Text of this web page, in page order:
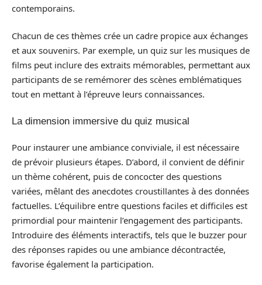
contemporains.
Chacun de ces thèmes crée un cadre propice aux échanges
et aux souvenirs. Par exemple, un quiz sur les musiques de
films peut inclure des extraits mémorables, permettant aux
participants de se remémorer des scènes emblématiques
tout en mettant à l’épreuve leurs connaissances.
La dimension immersive du quiz musical
Pour instaurer une ambiance conviviale, il est nécessaire
de prévoir plusieurs étapes. D’abord, il convient de définir
un thème cohérent, puis de concocter des questions
variées, mêlant des anecdotes croustillantes à des données
factuelles. L’équilibre entre questions faciles et difficiles est
primordial pour maintenir l’engagement des participants.
Introduire des éléments interactifs, tels que le buzzer pour
des réponses rapides ou une ambiance décontractée,
favorise également la participation.